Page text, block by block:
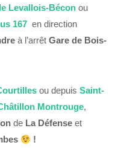
Levallois-Bécon ou
167 en direction
à l’arrêt Gare de Bois-
ou depuis Saint-
Montrouge,
de La Défense et
!